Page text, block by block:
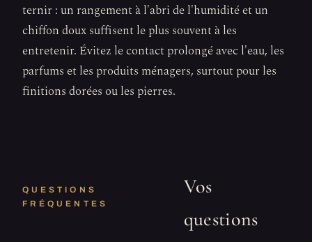
ternir : un rangement à l'abri de l'humidité et un
chiffon doux suffisent le plus souvent à les
entretenir. Évitez le contact prolongé avec l'eau, les
parfums et les produits ménagers, surtout pour les
finitions dorées ou les pierres.
QUESTIONS
FRÉQUENTES
Vos
questions